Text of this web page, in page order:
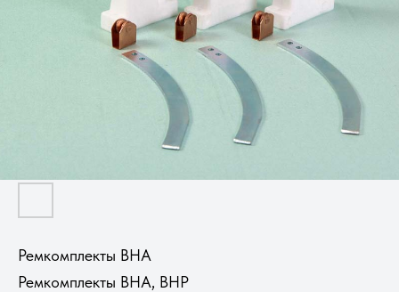
Ремкомплекты ВНА
Ремкомплекты ВНА, ВНР